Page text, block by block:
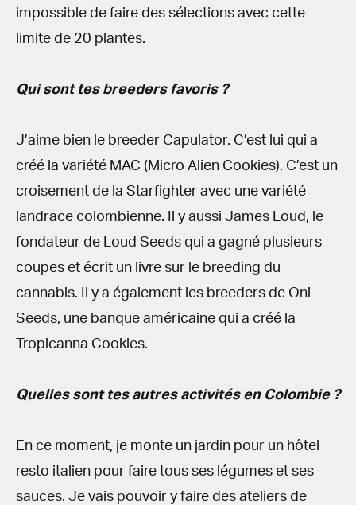
impossible de faire des sélections avec cette
limite de 20 plantes.
Qui sont tes breeders favoris ?
J’aime bien le breeder Capulator. C’est lui qui a
créé la variété MAC (Micro Alien Cookies). C’est un
croisement de la Starfighter avec une variété
landrace colombienne. Il y aussi James Loud, le
fondateur de Loud Seeds qui a gagné plusieurs
coupes et écrit un livre sur le breeding du
cannabis. Il y a également les breeders de Oni
Seeds, une banque américaine qui a créé la
Tropicanna Cookies.
Quelles sont tes autres activités en Colombie ?
En ce moment, je monte un jardin pour un hôtel
resto italien pour faire tous ses légumes et ses
sauces. Je vais pouvoir y faire des ateliers de